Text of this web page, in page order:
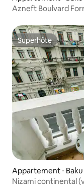
Azneft
Superhôte
Superhôte
Appartement ⋅ Baku
Nizami continental